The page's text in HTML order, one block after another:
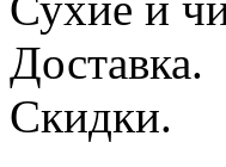
Доставка.
Скидки.